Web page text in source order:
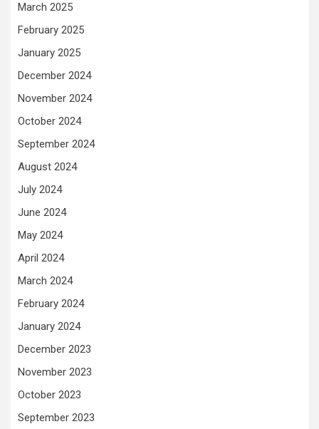
March 2025
February 2025
January 2025
December 2024
November 2024
October 2024
September 2024
August 2024
July 2024
June 2024
May 2024
April 2024
March 2024
February 2024
January 2024
December 2023
November 2023
October 2023
September 2023